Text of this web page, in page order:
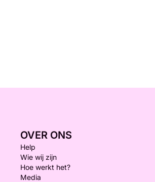
OVER ONS
Help
Wie wij zijn
Hoe werkt het?
Media